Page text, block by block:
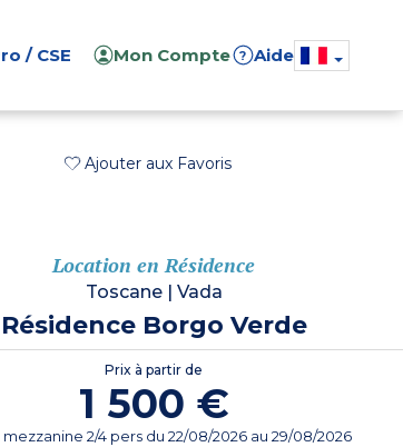
/ CSE Mon Compte ? Aide
Ajouter aux Favoris
Location en Résidence
Toscane| Vada
Résidence Borgo Verde
Prix à partir de
1 500 €
2/4 pers du 22/08/2026 au 29/08/2026